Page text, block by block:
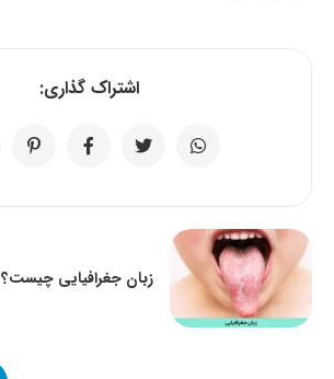
اشتراک گذاری:
زبان جغرافیایی چیست؟